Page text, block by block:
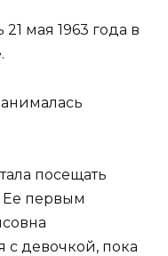
мая 1963 года в
посещать
Ее первым
с девочкой, пока